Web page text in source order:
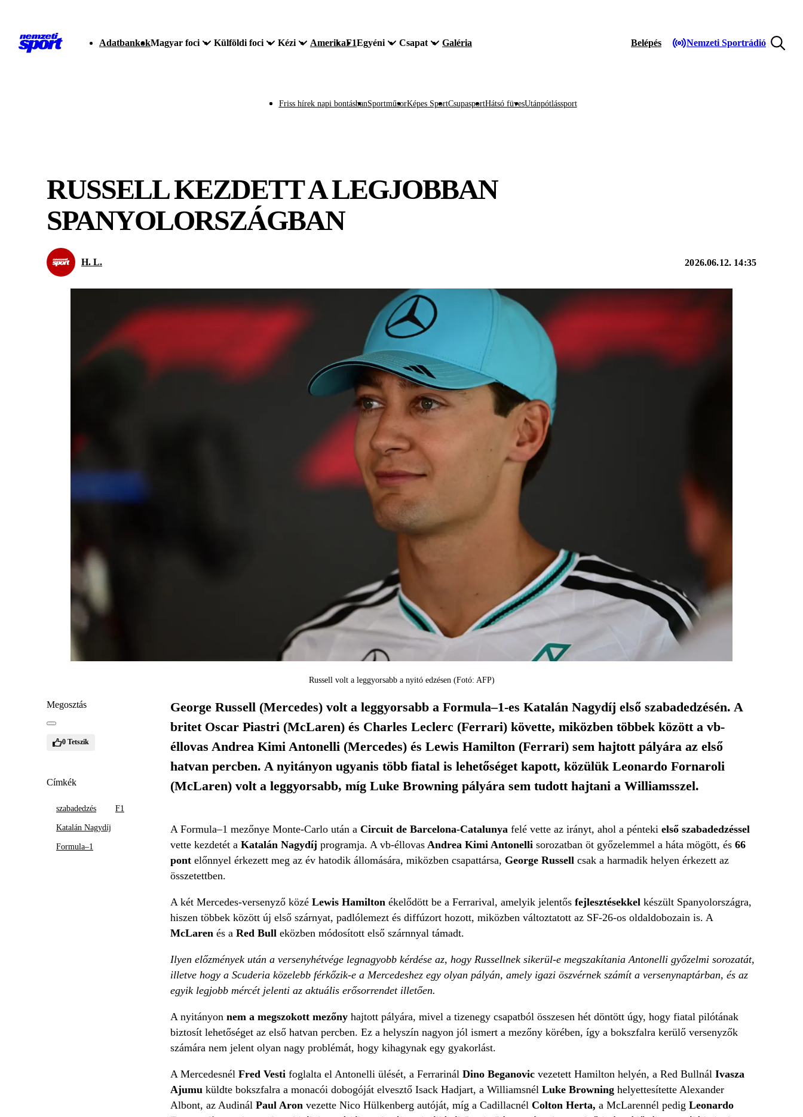
AdatbankokMagyar foci Külföldi foci Kézi AmerikaF1Egyéni Csapat Galéria Belépés Nemzeti Sportrádió
Friss hírek napi bontásbanSportműsorKépes SportCsupasportHátsó füvesUtánpótlássport
RUSSELL KEZDETT A LEGJOBBAN
SPANYOLORSZÁGBAN
H. L. 2026.06.12. 14:35
Russell volt a leggyorsabb a nyitó edzésen (Fotó: AFP)
Megosztás
0 Tetszik
Címkék
szabadedzés F1
Katalán Nagydíj
Formula–1
George Russell (Mercedes) volt a leggyorsabb a Formula–1-es Katalán Nagydíj első szabadedzésén. A
britet Oscar Piastri (McLaren) és Charles Leclerc (Ferrari) követte, miközben többek között a vb-
éllovas Andrea Kimi Antonelli (Mercedes) és Lewis Hamilton (Ferrari) sem hajtott pályára az első
hatvan percben. A nyitányon ugyanis több fiatal is lehetőséget kapott, közülük Leonardo Fornaroli
(McLaren) volt a leggyorsabb, míg Luke Browning pályára sem tudott hajtani a Williamsszel.
A Formula–1 mezőnye Monte-Carlo után a Circuit de Barcelona-Catalunya felé vette az irányt, ahol a pénteki első szabadedzéssel
vette kezdetét a Katalán Nagydíj programja. A vb-éllovasAndrea Kimi Antonelli sorozatban öt győzelemmel a háta mögött, és66
pontelőnnyel érkezett meg az év hatodik állomására, miközben csapattársa, George Russell csak a harmadik helyen érkezett az
összetettben.
A két Mercedes-versenyző közé Lewis Hamilton ékelődött be a Ferrarival, amelyik jelentős fejlesztésekkel készült Spanyolországra,
hiszen többek között új első szárnyat, padlólemezt és diffúzort hozott, miközben változtatott az SF-26-os oldaldobozain is. A
McLaren és a Red Bull eközben módosított első szárnnyal támadt.
Ilyen előzmények után a versenyhétvége legnagyobb kérdése az, hogy Russellnek sikerül-e megszakítania Antonelli győzelmi sorozatát,
illetve hogy a Scuderia közelebb férkőzik-e a Mercedeshez egy olyan pályán, amely igazi öszvérnek számít a versenynaptárban, és az
egyik legjobb mércét jelenti az aktuális erősorrendet illetően.
A nyitányon nem a megszokott mezőny hajtott pályára, mivel a tizenegy csapatból összesen hét döntött úgy, hogy fiatal pilótának
biztosít lehetőséget az első hatvan percben. Ez a helyszín nagyon jól ismert a mezőny körében, így a bokszfalra kerülő versenyzők
számára nem jelent olyan nagy problémát, hogy kihagynak egy gyakorlást.
A Mercedesnél Fred Vesti foglalta el Antonelli ülését, a Ferrarinál Dino Beganovicvezetett Hamilton helyén, a Red Bullnál Ivasza
Ajumu küldte bokszfalra a monacói dobogóját elvesztő Isack Hadjart, a Williamsnél Luke Browning helyettesítette Alexander
Albont, az Audinál Paul Aron vezette Nico Hülkenberg autóját, míg a Cadillacnél Colton Herta, a McLarennél pedig Leonardo